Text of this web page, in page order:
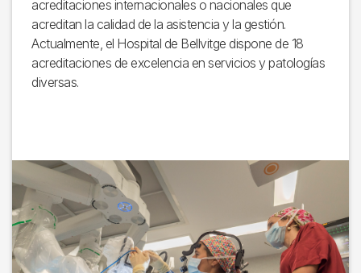
acreditaciones internacionales o nacionales que
acreditan la calidad de la asistencia y la gestión.
Actualmente, el Hospital de Bellvitge dispone de 18
acreditaciones de excelencia en servicios y patologías
diversas.
Imagen